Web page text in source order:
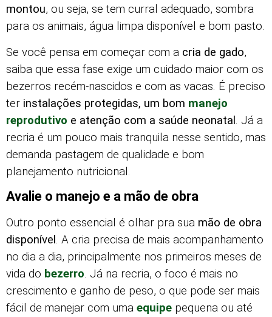
montou, ou seja, se tem curral adequado, sombra
para os animais, água limpa disponível e bom pasto.
Se você pensa em começar com a cria de gado,
saiba que essa fase exige um cuidado maior com os
bezerros recém-nascidos e com as vacas. É preciso
ter instalações protegidas, um bom manejo
reprodutivo e atenção com a saúde neonatal . Já a
recria é um pouco mais tranquila nesse sentido, mas
demanda pastagem de qualidade e bom
planejamento nutricional.
Avalie o manejo e a mão de obra
Outro ponto essencial é olhar pra sua mão de obra
disponível . A cria precisa de mais acompanhamento
no dia a dia, principalmente nos primeiros meses de
vida do bezerro. Já na recria, o foco é mais no
crescimento e ganho de peso, o que pode ser mais
fácil de manejar com uma equipe pequena ou até